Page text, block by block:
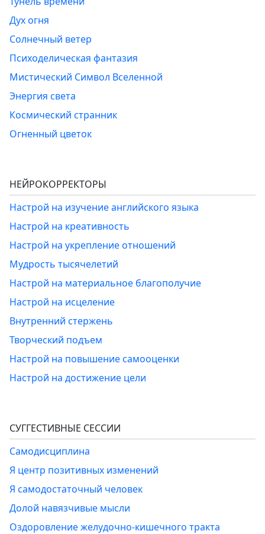
Дух огня
Солнечный ветер
Психоделическая фантазия
Мистический Символ Вселенной
Энергия света
Космический странник
Огненный цветок
НЕЙРОКОРРЕКТОРЫ
Настрой на изучение английского языка
Настрой на креативность
Настрой на укрепление отношений
Мудрость тысячелетий
Настрой на материальное благополучие
Настрой на исцеление
Внутренний стержень
Творческий подъем
Настрой на повышение самооценки
Настрой на достижение цели
СУГГЕСТИВНЫЕ СЕССИИ
Самодисциплина
Я центр позитивных изменений
Я самодостаточный человек
Долой навязчивые мысли
Оздоровление желудочно-кишечного тракта